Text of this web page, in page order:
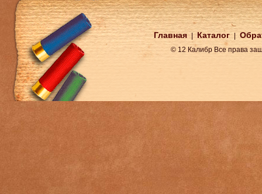
Главная Каталог
© 12 Калибр Все права